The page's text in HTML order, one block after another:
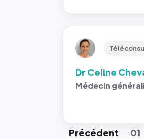
Dr Celine
Médecin
Précédent 01